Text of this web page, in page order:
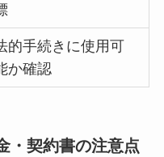
的手続きに使用可
か確認
・契約書の注意点